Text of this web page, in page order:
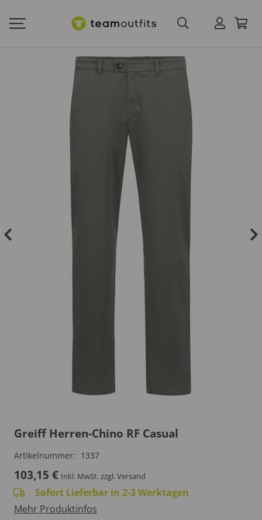
Greiff Herren-Chino RF Casual
Artikelnummer: 1337
103,15 € Inkl. MwSt.zzgl. Versand
Sofort Lieferbar in 2-3 Werktagen
Mehr Produktinfos